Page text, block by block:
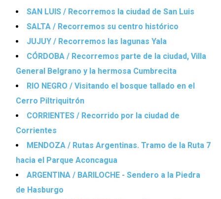
SAN LUIS / Recorremos la ciudad de San Luis
SALTA / Recorremos su centro histórico
JUJUY / Recorremos las lagunas Yala
CÓRDOBA / Recorremos parte de la ciudad, Villa
General Belgrano y la hermosa Cumbrecita
RIO NEGRO / Visitando el bosque tallado en el
Cerro Piltriquitrón
CORRIENTES / Recorrido por la ciudad de
Corrientes
MENDOZA / Rutas Argentinas. Tramo de la Ruta 7
hacia el Parque Aconcagua
ARGENTINA / BARILOCHE - Sendero a la Piedra
de Hasburgo